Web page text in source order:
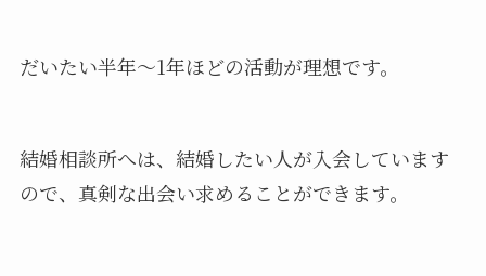
だいたい半年～1年ほどの活動が理想です。
結婚相談所へは、結婚したい人が入会しています
ので、真剣な出会い求めることができます。